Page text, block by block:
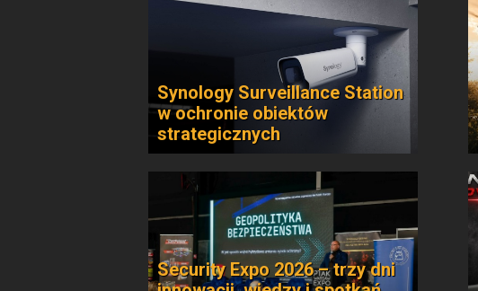
Synology Surveillance Station
w ochronie obiektów
strategicznych
Security Expo 2026 – trzy dni